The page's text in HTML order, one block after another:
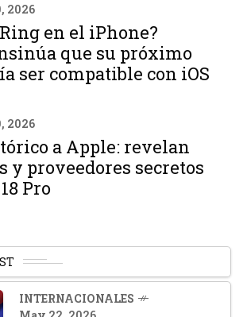
2026
en el iPhone?
que su próximo
ser compatible con iOS
2026
a Apple: revelan
y proveedores secretos
Pro
INTERNACIONALES